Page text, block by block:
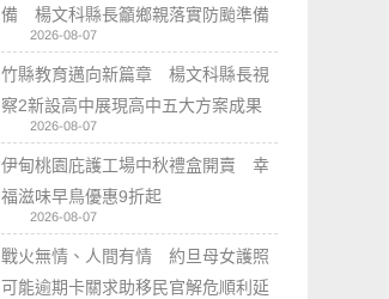
備 楊文科縣長籲鄉親落實防颱準備
2026-08-07
竹縣教育邁向新篇章 楊文科縣長視
察2新設高中展現高中五大方案成果
2026-08-07
伊甸桃園庇護工場中秋禮盒開賣 幸
福滋味早鳥優惠9折起
2026-08-07
戰火無情、人間有情 約旦母女護照
可能逾期卡關求助移民官解危順利延